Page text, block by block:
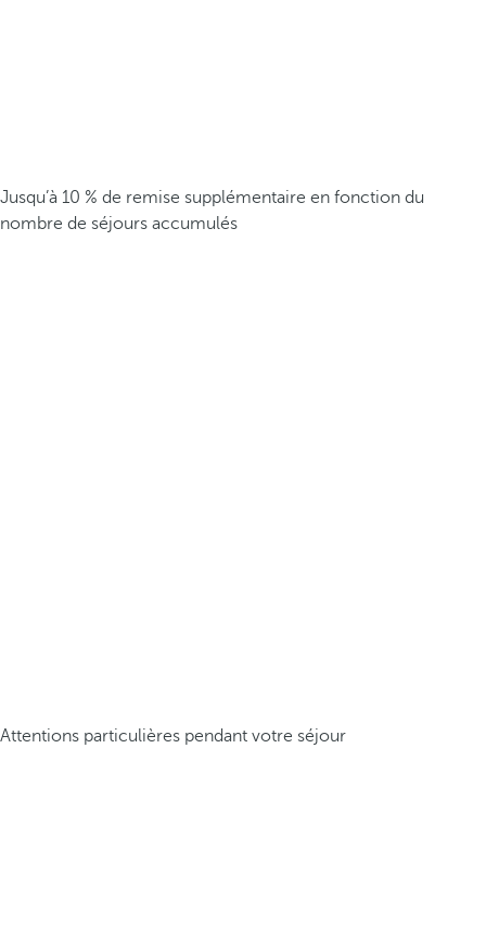
Jusqu’à 10 % de remise supplémentaire en fonction du
nombre de séjours accumulés
Attentions particulières pendant votre séjour